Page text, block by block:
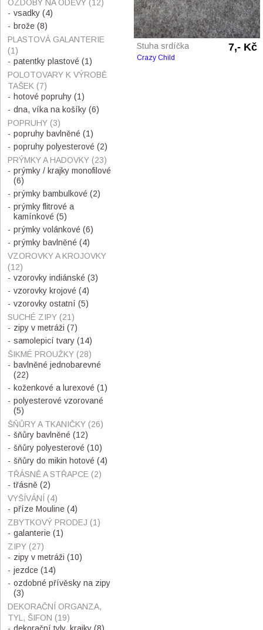
Stuha srdíčka 7,- Kč
Crazy Child
OZDOBY NA ODĚVY (12)
vsadky (4)
brože (8)
PLASTOVÁ GALANTERIE
(1)
patentky plastové (1)
POLOTOVARY K VÝROBĚ
TAŠEK (7)
hotové popruhy (1)
dna, víka na košíky (6)
POPRUHY (3)
popruhy bavlněné (1)
popruhy polyesterové (2)
PRÝMKY A HADOVKY (23)
prýmky / krajky monofilové
(6)
prýmky bambulkové (2)
prýmky flitrové a
kamínkové (5)
prýmky volánkové (6)
prýmky bavlněné (4)
VZOROVKY A KROJOVKY
(12)
vzorovky indiánské (3)
vzorovky krojové (4)
vzorovky ostatní (5)
SUCHÉ ZIPY (21)
zipy v metráži (7)
samolepicí tvary (14)
ŠIKMÉ PROUŽKY (28)
bavlněné jednobarevné
(22)
koženkové a lurexové (1)
polyesterové vzorované
(5)
ŠŇŮRY A TKANIČKY (26)
šňůry bavlněné (12)
šňůry polyesterové (10)
šňůry do mikin hotové (4)
TŘÁSNĚ A STŘAPCE (2)
třásně (2)
VYŠÍVÁNÍ (4)
příze Mouline (4)
ZBYTKOVÝ PRODEJ (1)
galanterie (1)
ZIPY (27)
zipy v metráži (10)
jezdce (14)
ozdobné přívěsky na zipy
(3)
DEKORAČNÍ ORGANZA,
TYL, ŠIFON (19)